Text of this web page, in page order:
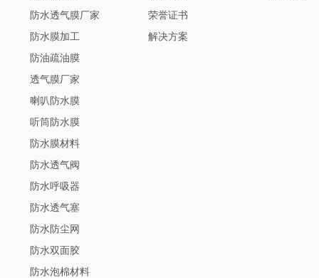
防水透气膜厂家
防水膜加工
防油疏油膜
透气膜厂家
喇叭防水膜
听筒防水膜
防水膜材料
防水透气阀
防水呼吸器
防水透气塞
防水防尘网
防水双面胶
防水泡棉材料
荣誉证书
解决方案